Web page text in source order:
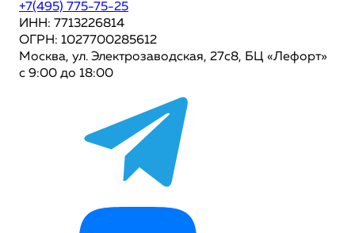
+7(495) 775-75-25
ИНН: 7713226814
ОГРН: 1027700285612
Москва, ул. Электрозаводская, 27с8, БЦ «Лефорт»
с 9:00 до 18:00